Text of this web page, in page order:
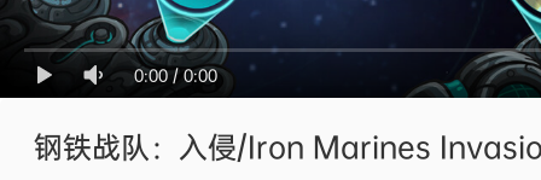
0:00/0:00
钢铁战队：入侵/Iron Marines